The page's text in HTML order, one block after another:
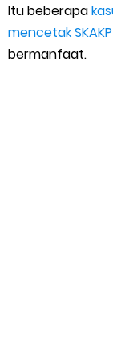
Itu beberapa
mencetak
bermanfaat.